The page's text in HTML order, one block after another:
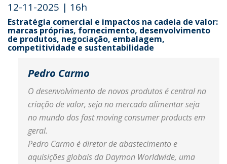
12-11-2025 | 16h
Estratégia comercial e impactos na cadeia de valor:
marcas próprias, fornecimento, desenvolvimento
de produtos, negociação, embalagem,
competitividade e sustentabilidade
Pedro Carmo
O desenvolvimento de novos produtos é central na
criação de valor, seja no mercado alimentar seja
no mundo dos fast moving consumer products em
geral.
Pedro Carmo é diretor de abastecimento e
aquisições globais da Daymon Worldwide, uma